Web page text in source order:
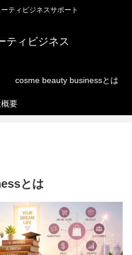
ティビジネスサポート
ティビジネス
cosme beauty businessとは
要
とは